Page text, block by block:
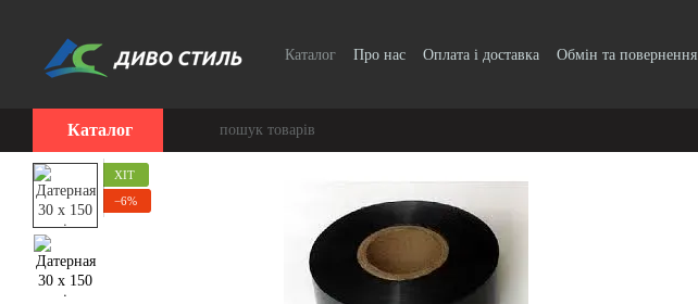
Каталог Про нас Оплата і доставка Обмін та повернення
Каталог
ХІТ
−6%